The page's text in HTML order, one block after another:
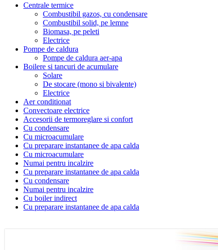
Centrale termice
Combustibil gazos, cu condensare
Combustibil solid, pe lemne
Biomasa, pe peleti
Electrice
Pompe de caldura
Pompe de caldura aer-apa
Boilere si tancuri de acumulare
Solare
De stocare (mono si bivalente)
Electrice
Aer conditionat
Convectoare electrice
Accesorii de termoreglare si confort
Cu condensare
Cu microacumulare
Cu preparare instantanee de apa calda
Cu microacumulare
Numai pentru incalzire
Cu preparare instantanee de apa calda
Cu condensare
Numai pentru incalzire
Cu boiler indirect
Cu preparare instantanee de apa calda